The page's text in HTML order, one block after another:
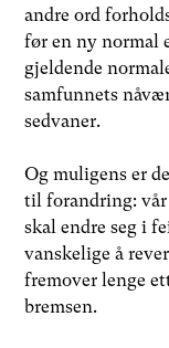
andre ord
før en ny normal
gjeldende
samfunnets
sedvaner.
Og muligens er
til forandring:
skal endre seg i
vanskelige å
fremover lenge
bremsen.